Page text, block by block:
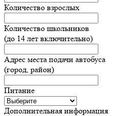
Количество взрослых
Количество школьников
(до 14 лет включительно)
Адрес места подачи автобуса
(город, район)
Питание
Дополнительная информация